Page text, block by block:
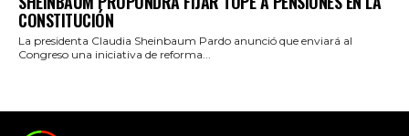
CONSTITUCIÓN
La presidenta Claudia Sheinbaum Pardo anunció que enviará al
Congreso una iniciativa de reforma...